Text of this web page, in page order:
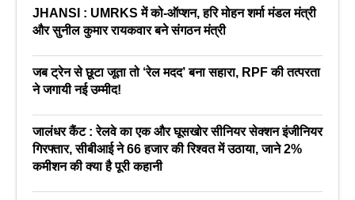
JHANSI : UMRKS में को-ऑप्शन, हरि मोहन शर्मा मंडल मंत्री
और सुनील कुमार रायकवार बने संगठन मंत्री
जब ट्रेन से छूटा जूता तो ‘रेल मदद’ बना सहारा, RPF की तत्परता
ने जगायी नई उम्मीद!
जालंधर कैंट : रेलवे का एक और घूसखोर सीनियर सेक्शन इंजीनियर
गिरफ्तार, सीबीआई ने 66 हजार की रिश्वत में उठाया, जाने 2%
कमीशन की क्या है पूरी कहानी